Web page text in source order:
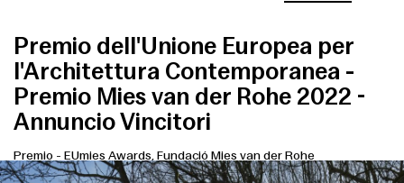
Premio dell'Unione Europea per
l'Architettura Contemporanea -
Premio Mies van der Rohe 2022 -
Annuncio Vincitori
Premio - EUmies Awards, Fundació Mies van der Rohe